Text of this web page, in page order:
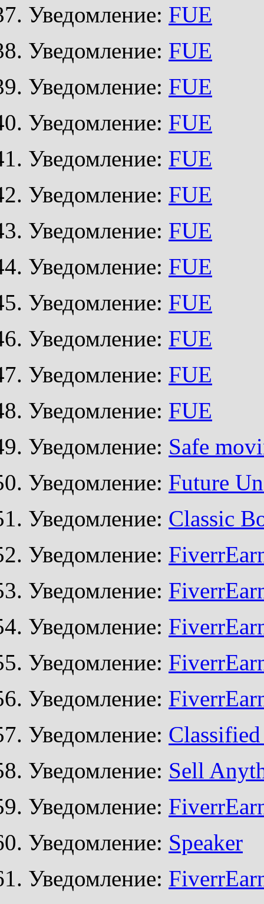
Уведомление: FUE
Уведомление: FUE
Уведомление: FUE
Уведомление: FUE
Уведомление: FUE
Уведомление: FUE
Уведомление: FUE
Уведомление: FUE
Уведомление: FUE
Уведомление: FUE
Уведомление: FUE
Уведомление: FUE
Уведомление: Safe
Уведомление: Future
Уведомление: Classic
Уведомление:
Уведомление:
Уведомление:
Уведомление:
Уведомление:
Уведомление:
Уведомление: Sell
Уведомление:
Уведомление: Speaker
Уведомление: